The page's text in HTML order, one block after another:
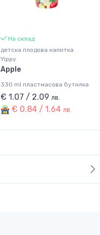
На склад
детска плодова напитка
Yippy
Apple
330 ml пластмасова бутилка
€ 1.07 / 2.09 лв.
€ 0.84 / 1.64 лв.